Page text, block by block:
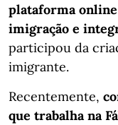
plataforma
imigração e
participou da
imigrante.
Recentemente,
que trabalha na